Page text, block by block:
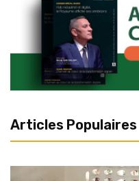
Articles Populaires